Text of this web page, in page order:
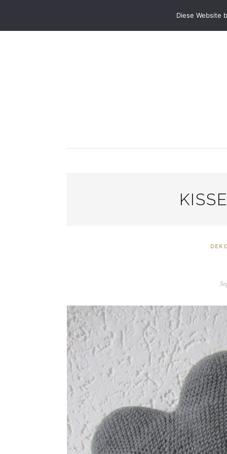
ANLÄSSE & FESTEDiese Website